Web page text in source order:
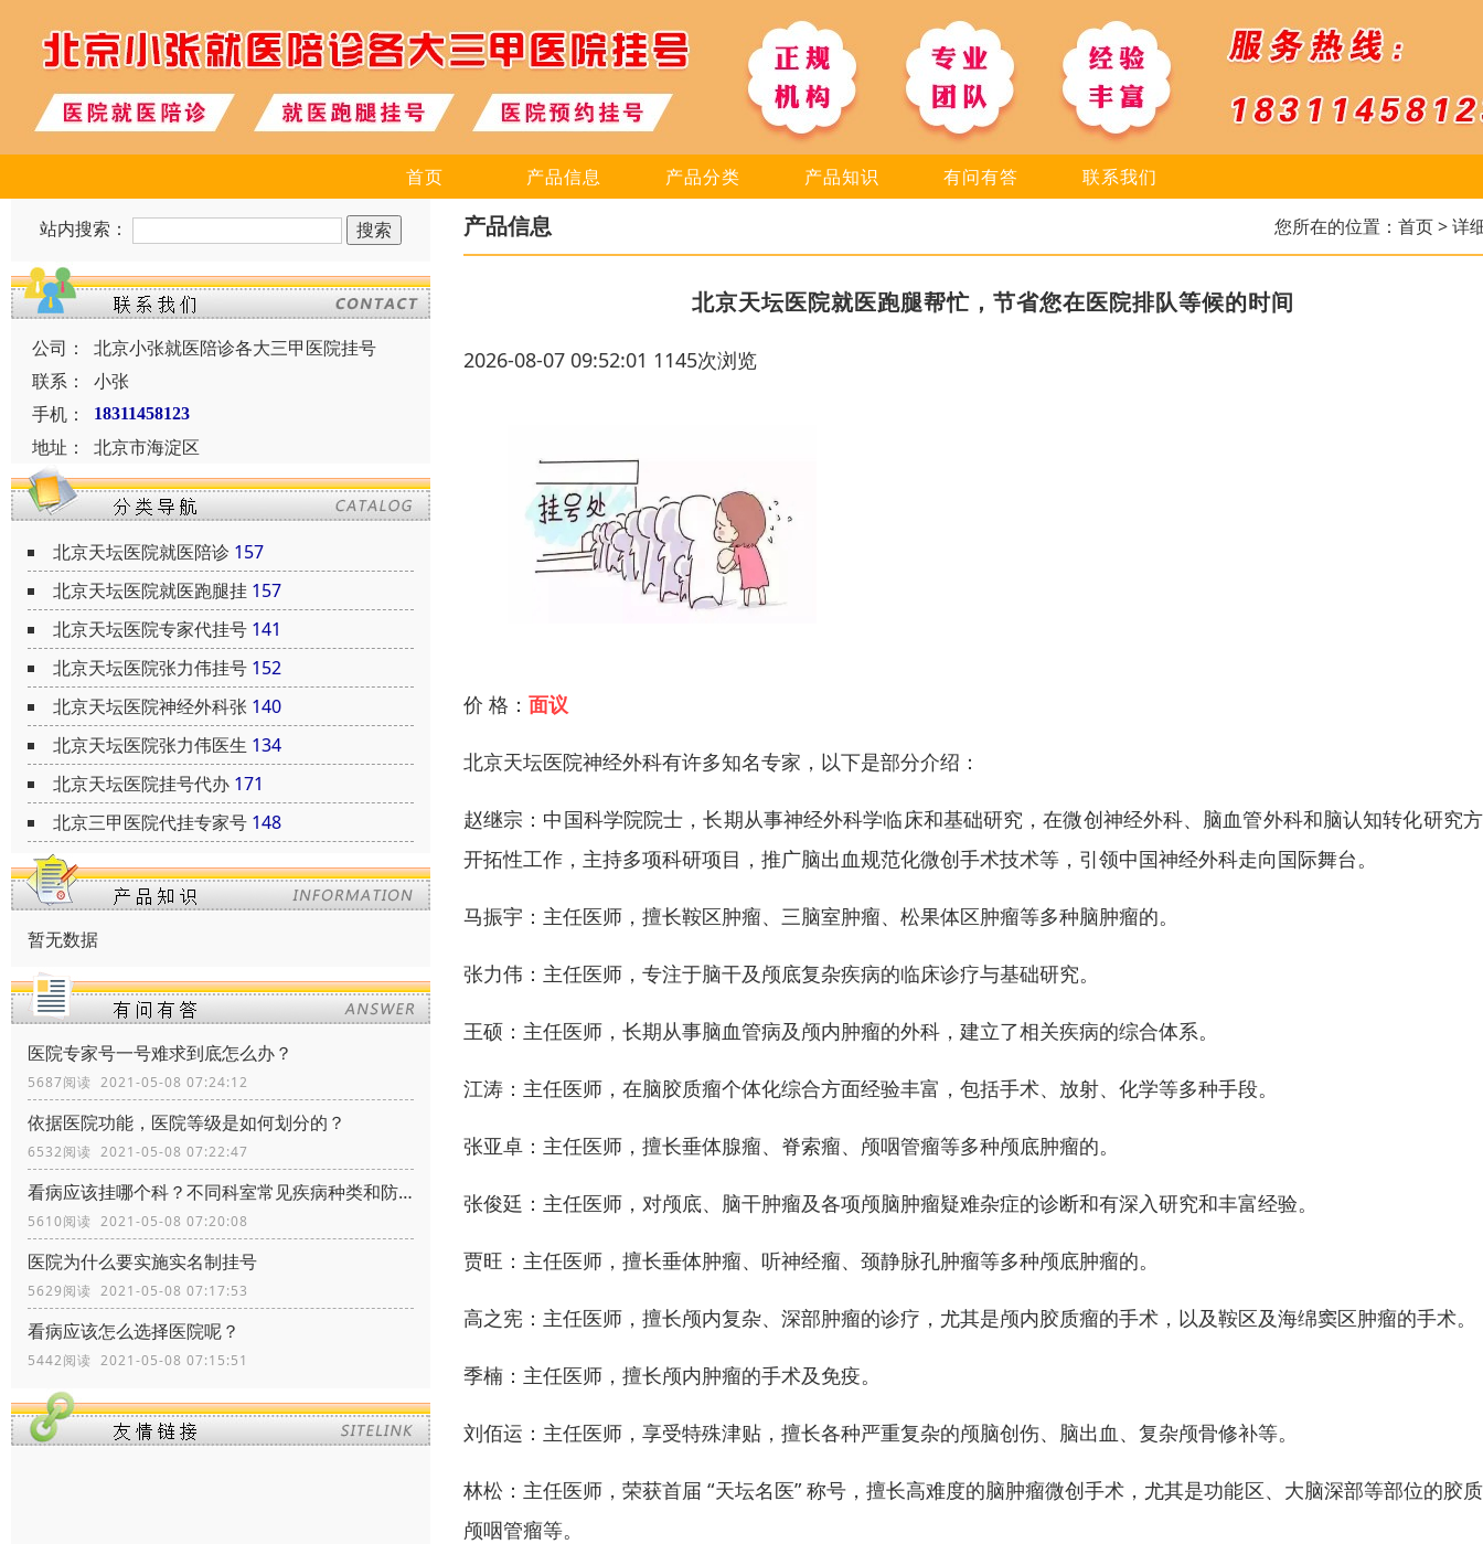
首页 产品信息 产品分类 产品知识 有问有答 联系我们
站内搜索：
公司：
北京小张就医陪诊各大三甲医院挂号
联系：
小张
手机：
18311458123
地址： 北京市海淀区
北京天坛医院就医陪诊 157
北京天坛医院就医跑腿挂 157
北京天坛医院专家代挂号 141
北京天坛医院张力伟挂号 152
北京天坛医院神经外科张 140
北京天坛医院张力伟医生 134
北京天坛医院挂号代办 171
北京三甲医院代挂专家号 148
暂无数据
医院专家号一号难求到底怎么办？
5687阅读 2021-05-08 07:24:12
依据医院功能，医院等级是如何划分的？
6532阅读 2021-05-08 07:22:47
看病应该挂哪个科？不同科室常见疾病种类和防治
5610阅读 2021-05-08 07:20:08
医院为什么要实施实名制挂号
5629阅读 2021-05-08 07:17:53
看病应该怎么选择医院呢？
5442阅读 2021-05-08 07:15:51
产品信息 您所在的位置： 首页> 详
北京天坛医院就医跑腿帮忙，节省您在医院排队等候的时间
2026-08-07 09:52:01 1145次浏览
价 格： 面议
北京天坛医院神经外科有许多知名专家，以下是部分介绍：
赵继宗：中国科学院院士，长期从事神经外科学临床和基础研究，在微创神经外科、脑血管外科和脑认知转化研究
开拓性工作，主持多项科研项目，推广脑出血规范化微创手术技术等，引领中国神经外科走向国际舞台。
马振宇：主任医师，擅长鞍区肿瘤、三脑室肿瘤、松果体区肿瘤等多种脑肿瘤的。
张力伟：主任医师，专注于脑干及颅底复杂疾病的临床诊疗与基础研究。
王硕：主任医师，长期从事脑血管病及颅内肿瘤的外科，建立了相关疾病的综合体系。
江涛：主任医师，在脑胶质瘤个体化综合方面经验丰富，包括手术、放射、化学等多种手段。
张亚卓：主任医师，擅长垂体腺瘤、脊索瘤、颅咽管瘤等多种颅底肿瘤的。
张俊廷：主任医师，对颅底、脑干肿瘤及各项颅脑肿瘤疑难杂症的诊断和有深入研究和丰富经验。
贾旺：主任医师，擅长垂体肿瘤、听神经瘤、颈静脉孔肿瘤等多种颅底肿瘤的。
高之宪：主任医师，擅长颅内复杂、深部肿瘤的诊疗，尤其是颅内胶质瘤的手术，以及鞍区及海绵窦区肿瘤的手术。
季楠：主任医师，擅长颅内肿瘤的手术及免疫。
刘佰运：主任医师，享受特殊津贴，擅长各种严重复杂的颅脑创伤、脑出血、复杂颅骨修补等。
林松：主任医师，荣获首届 “天坛名医” 称号，擅长高难度的脑肿瘤微创手术，尤其是功能区、大脑深部等部位的胶
颅咽管瘤等。